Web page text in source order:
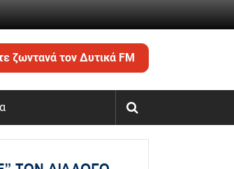
ζωντανά τον Δυτικά FM